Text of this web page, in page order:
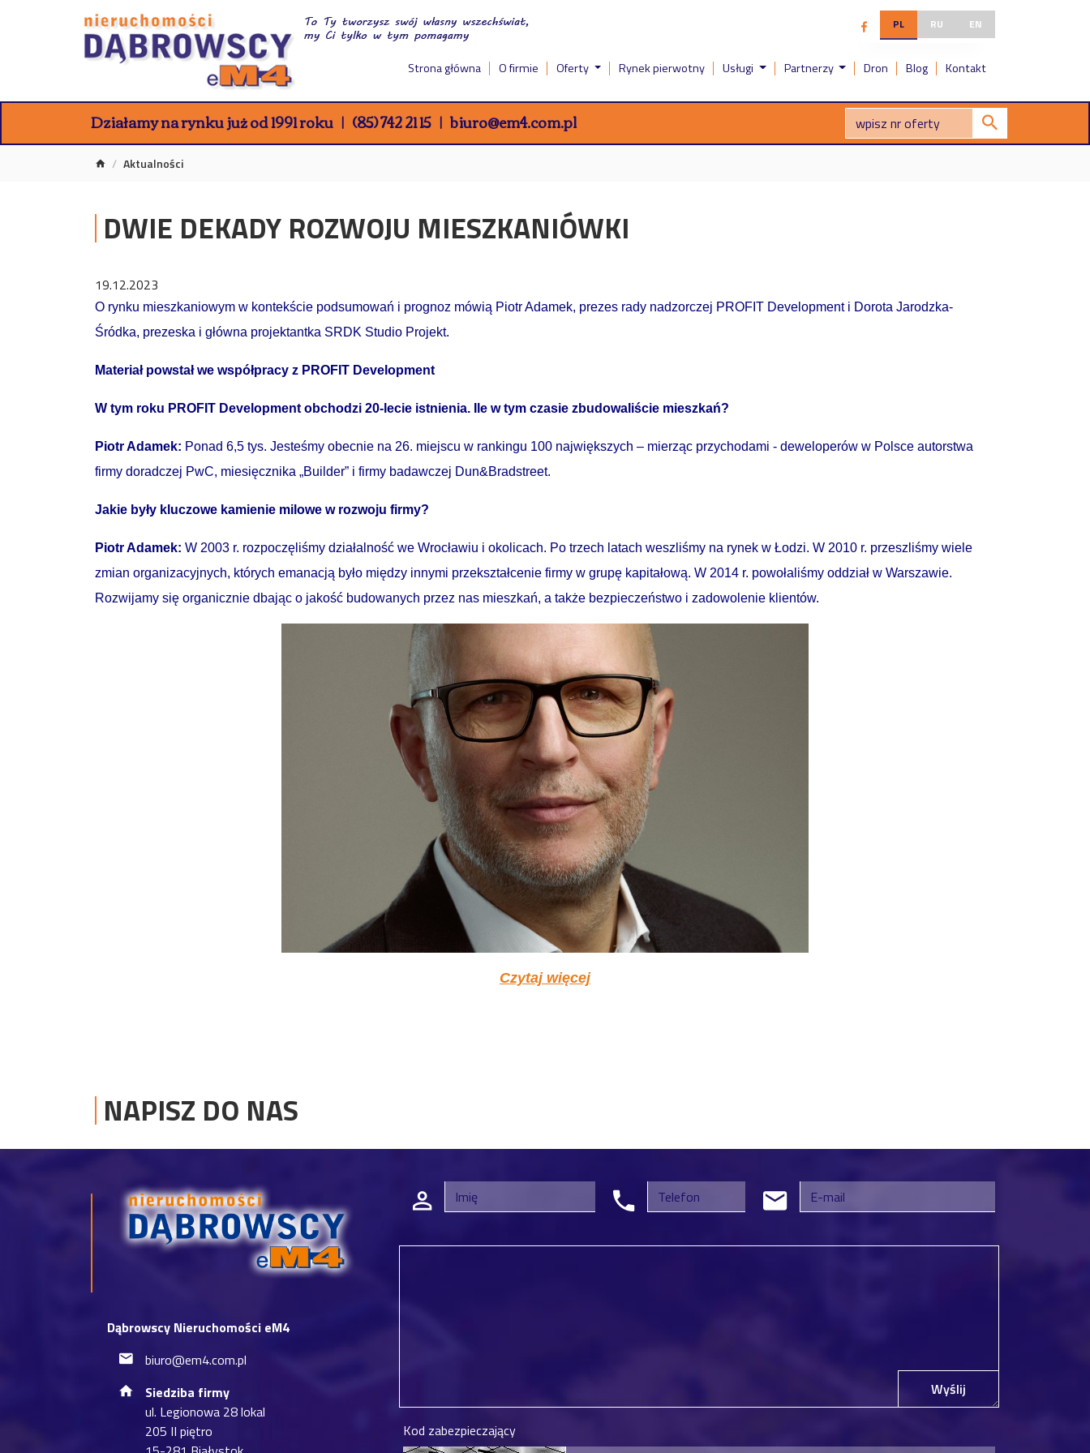
PL RU EN
Strona główna O firmie Oferty Rynek pierwotny Usługi Partnerzy Dron Blog Kontakt
Działamy na rynku już od 1991 roku (85) 742 21 15 biuro@em4.com.pl
Aktualności
DWIE DEKADY ROZWOJU MIESZKANIÓWKI
19.12.2023
O rynku mieszkaniowym w kontekście podsumowań i prognoz mówią Piotr Adamek, prezes rady nadzorczej PROFIT Development i Dorota Jarodzka-
Śródka, prezeska i główna projektantka SRDK Studio Projekt.
Materiał powstał we współpracy z PROFIT Development
W tym roku PROFIT Development obchodzi 20-lecie istnienia. Ile w tym czasie zbudowaliście mieszkań?
Piotr Adamek: Ponad 6,5 tys. Jesteśmy obecnie na 26. miejscu w rankingu 100 największych – mierząc przychodami - deweloperów w Polsce autorstwa
firmy doradczej PwC, miesięcznika „Builder” i firmy badawczej Dun&Bradstreet.
Jakie były kluczowe kamienie milowe w rozwoju firmy?
Piotr Adamek: W 2003 r. rozpoczęliśmy działalność we Wrocławiu i okolicach. Po trzech latach weszliśmy na rynek w Łodzi. W 2010 r. przeszliśmy wiele
zmian organizacyjnych, których emanacją było między innymi przekształcenie firmy w grupę kapitałową. W 2014 r. powołaliśmy oddział w Warszawie.
Rozwijamy się organicznie dbając o jakość budowanych przez nas mieszkań, a także bezpieczeństwo i zadowolenie klientów.
Czytaj więcej
NAPISZ DO NAS
Dąbrowscy Nieruchomości eM4
biuro@em4.com.pl
Siedziba firmy
ul. Legionowa 28 lokal
205 II piętro
Wyślij
Kod zabezpieczający